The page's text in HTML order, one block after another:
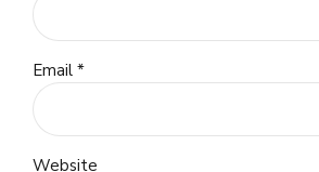
Email *
Website